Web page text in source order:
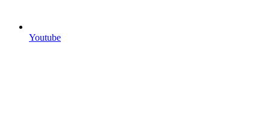
Youtube